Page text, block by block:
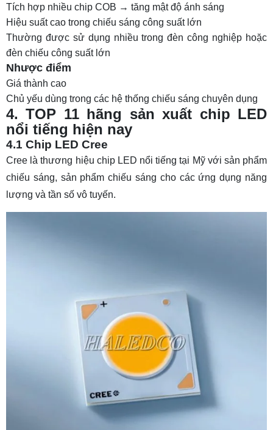
Tích hợp nhiều chip COB → tăng mật độ ánh sáng
Hiệu suất cao trong chiếu sáng công suất lớn
Thường được sử dụng nhiều trong đèn công nghiệp hoặc
đèn chiếu công suất lớn
Nhược điểm
Giá thành cao
Chủ yếu dùng trong các hệ thống chiếu sáng chuyên dụng
4. TOP 11 hãng sản xuất chip LED
nổi tiếng hiện nay
4.1 Chip LED Cree
Cree là thương hiệu chip LED nổi tiếng tại Mỹ với sản phẩm
chiếu sáng, sản phẩm chiếu sáng cho các ứng dụng năng
lượng và tần số vô tuyến.